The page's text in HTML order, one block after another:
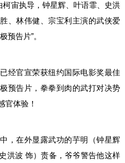
宙执导，钟星辉、叶语霏、史洪
、林伟健、宗宝利主演的武侠爱
预告片”。
官宣荣获纽约国际电影奖最佳
预告片，拳拳到肉的武打对决势
官体验！
在外显露武功的芋明（钟星辉
洪波 饰）责备，爷爷警告他这样